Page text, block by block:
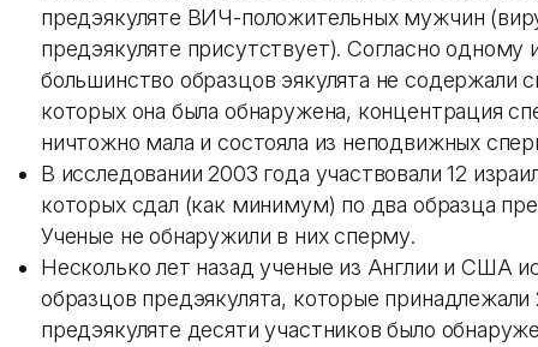
предэякуляте ВИЧ-положительных мужчин
предэякуляте присутствует). Согласно одному
большинство образцов эякулята не содержали
которых она была обнаружена, концентрация
ничтожно мала и состояла из неподвижных
В исследовании 2003 года участвовали 12
которых сдал (как минимум) по два образца
Ученые не обнаружили в них сперму.
Несколько лет назад ученые из Англии и США
образцов предэякулята, которые
предэякуляте десяти участников было